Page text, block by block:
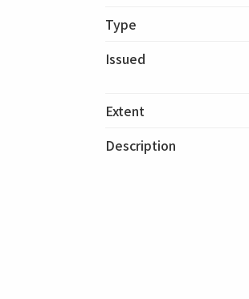
Type
Issued
Extent
Description